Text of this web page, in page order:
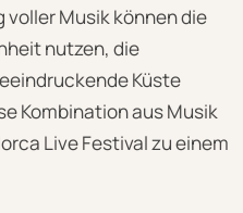
voller Musik können die
nutzen, die
Küste
Kombination aus Musik
Live Festival zu einem